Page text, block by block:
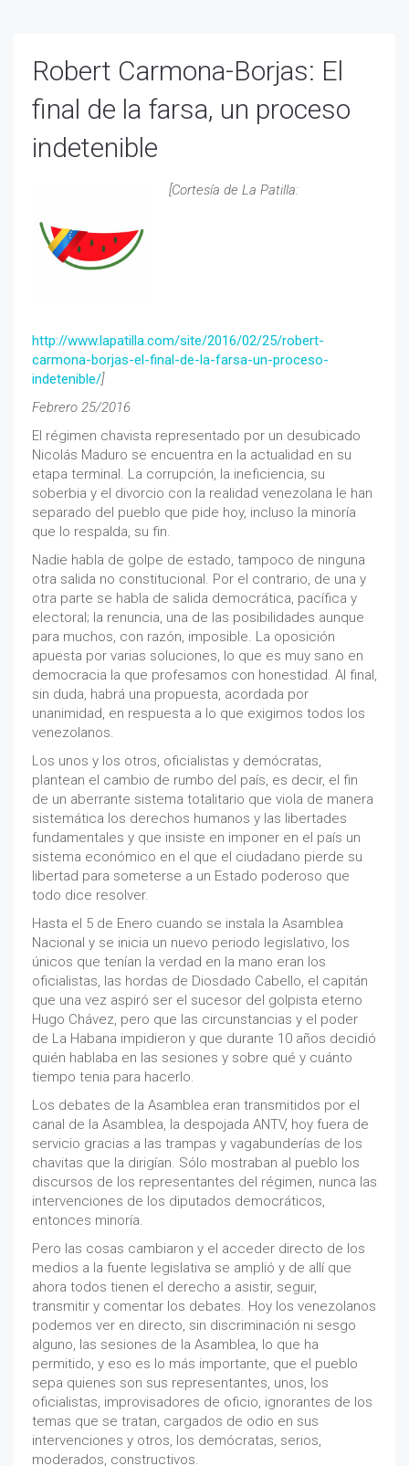
Robert Carmona-Borjas: El
final de la farsa, un proceso
indetenible
[Cortesía de La Patilla:
http://www.lapatilla.com/site/2016/02/25/robert-
carmona-borjas-el-final-de-la-farsa-un-proceso-
indetenible/]
Febrero 25/2016
El régimen chavista representado por un desubicado
Nicolás Maduro se encuentra en la actualidad en su
etapa terminal. La corrupción, la ineficiencia, su
soberbia y el divorcio con la realidad venezolana le han
separado del pueblo que pide hoy, incluso la minoría
que lo respalda, su fin.
Nadie habla de golpe de estado, tampoco de ninguna
otra salida no constitucional. Por el contrario, de una y
otra parte se habla de salida democrática, pacífica y
electoral; la renuncia, una de las posibilidades aunque
para muchos, con razón, imposible. La oposición
apuesta por varias soluciones, lo que es muy sano en
democracia la que profesamos con honestidad. Al final,
sin duda, habrá una propuesta, acordada por
unanimidad, en respuesta a lo que exigimos todos los
venezolanos.
Los unos y los otros, oficialistas y demócratas,
plantean el cambio de rumbo del país, es decir, el fin
de un aberrante sistema totalitario que viola de manera
sistemática los derechos humanos y las libertades
fundamentales y que insiste en imponer en el país un
sistema económico en el que el ciudadano pierde su
libertad para someterse a un Estado poderoso que
todo dice resolver.
Hasta el 5 de Enero cuando se instala la Asamblea
Nacional y se inicia un nuevo periodo legislativo, los
únicos que tenían la verdad en la mano eran los
oficialistas, las hordas de Diosdado Cabello, el capitán
que una vez aspiró ser el sucesor del golpista eterno
Hugo Chávez, pero que las circunstancias y el poder
de La Habana impidieron y que durante 10 años decidió
quién hablaba en las sesiones y sobre qué y cuánto
tiempo tenia para hacerlo.
Los debates de la Asamblea eran transmitidos por el
canal de la Asamblea, la despojada ANTV, hoy fuera de
servicio gracias a las trampas y vagabunderías de los
chavitas que la dirigían. Sólo mostraban al pueblo los
discursos de los representantes del régimen, nunca las
intervenciones de los diputados democráticos,
entonces minoría.
Pero las cosas cambiaron y el acceder directo de los
medios a la fuente legislativa se amplió y de allí que
ahora todos tienen el derecho a asistir, seguir,
transmitir y comentar los debates. Hoy los venezolanos
podemos ver en directo, sin discriminación ni sesgo
alguno, las sesiones de la Asamblea, lo que ha
permitido, y eso es lo más importante, que el pueblo
sepa quienes son sus representantes, unos, los
oficialistas, improvisadores de oficio, ignorantes de los
temas que se tratan, cargados de odio en sus
intervenciones y otros, los demócratas, serios,
moderados, constructivos.